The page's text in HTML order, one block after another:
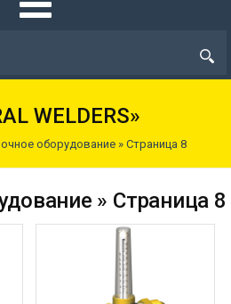
WELDERS»
оборудование» Страница 8
» Страница 8